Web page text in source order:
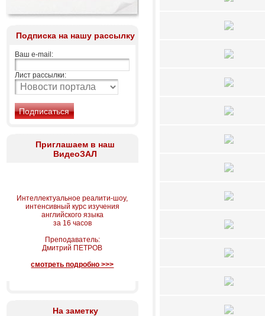
Подписка на нашу рассылку
Ваш e-mail:
Лист рассылки:
Приглашаем в наш
ВидеоЗАЛ
Интеллектуальное реалити-шоу,
интенсивный курс изучения
английского языка
за 16 часов
Преподаватель:
Дмитрий ПЕТРОВ
смотреть подробно >>>
На заметку